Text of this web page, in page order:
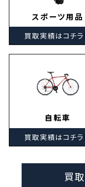
スポーツ用品
買取実績はコチラ
自転車
買取実績はコチラ
買